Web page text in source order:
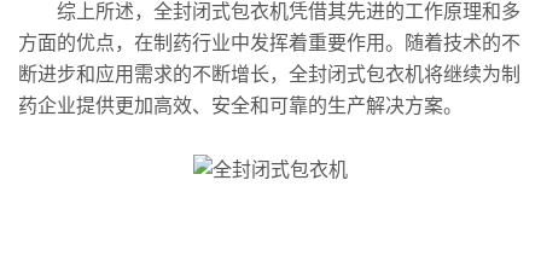
综上所述，全封闭式包衣机凭借其先进的工作原理和多
方面的优点，在制药行业中发挥着重要作用。随着技术的不
断进步和应用需求的不断增长，全封闭式包衣机将继续为制
药企业提供更加高效、安全和可靠的生产解决方案。